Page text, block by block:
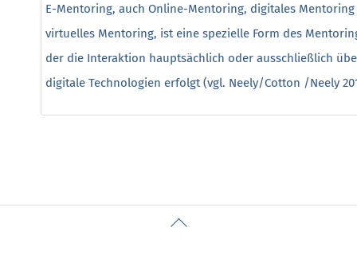
E-Mentoring, auch Online-Mentoring, digitales
virtuelles Mentoring, ist eine spezielle Form des
der die Interaktion hauptsächlich oder ausschließlich
digitale Technologien erfolgt (vgl. Neely/Cotton /Neely
Back